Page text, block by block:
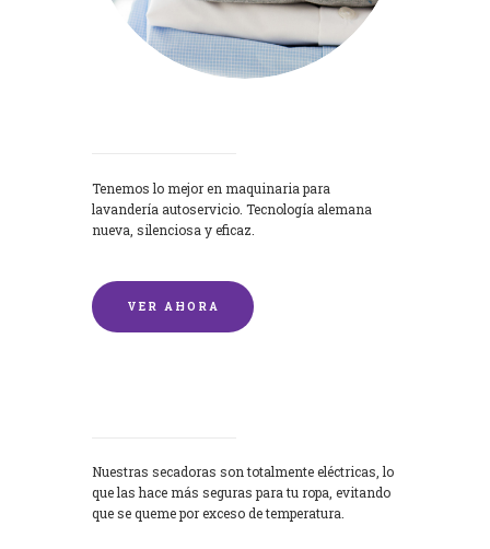
Tenemos lo mejor en maquinaria para
lavandería autoservicio. Tecnología alemana
nueva, silenciosa y eficaz.
VER AHORA
Nuestras secadoras son totalmente eléctricas, lo
que las hace más seguras para tu ropa, evitando
que se queme por exceso de temperatura.